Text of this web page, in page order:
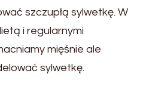
szczupłą sylwetkę. W
i regularnymi
mięśnie ale
sylwetkę.